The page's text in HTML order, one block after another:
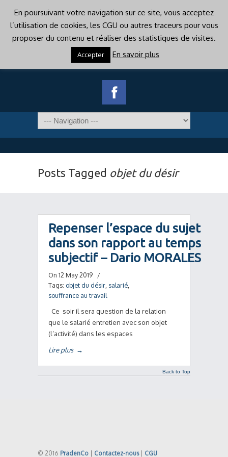
Posts Tagged objet du désir
Repenser l’espace du sujet
dans son rapport au temps
subjectif – Dario MORALES
On 12 May 2019
/
Tags: objet du désir salarié
souffrance au travail
Ce soir il sera question de la relation
que le salarié entretien avec son objet
(l’activité) dans les espaces
Lire plus →
Back to Top
© 2016 PradenCo Contactez-nous| CGU
En poursuivant votre navigation sur ce site, vous acceptez
l’utilisation de cookies, les CGU ou autres traceurs pour vous
proposer du contenu et réaliser des statistiques de visites.
Accepter En savoir plus